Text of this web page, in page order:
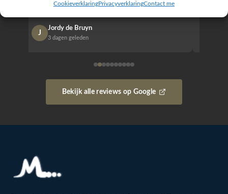
CookieverklaringPrivacyverklaringContact me
samen te werken.
J
Jordy de Bruyn
3 dagen geleden
Bekijk alle reviews op Google